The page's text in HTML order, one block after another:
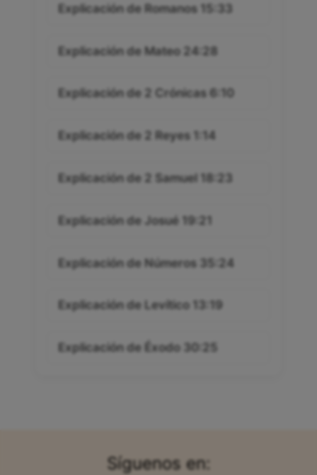
Explicación de Romanos 15:33
Explicación de Mateo 24:28
Explicación de 2 Crónicas 6:10
Explicación de 2 Reyes 1:14
Explicación de 2 Samuel 18:23
Explicación de Josué 19:21
Explicación de Números 35:24
Explicación de Levítico 13:19
Explicación de Éxodo 30:25
Síguenos en: